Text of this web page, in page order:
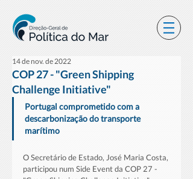
COP 27 - "Green Shipping
Challenge Initiative"
14 de nov. de 2022
Portugal comprometido com a
descarbonização do transporte
marítimo
O Secretário de Estado, José Maria Costa,
participou num Side Event da COP 27 -